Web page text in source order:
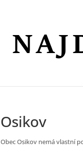
Osikov
Obec Osikov nemá vlastní